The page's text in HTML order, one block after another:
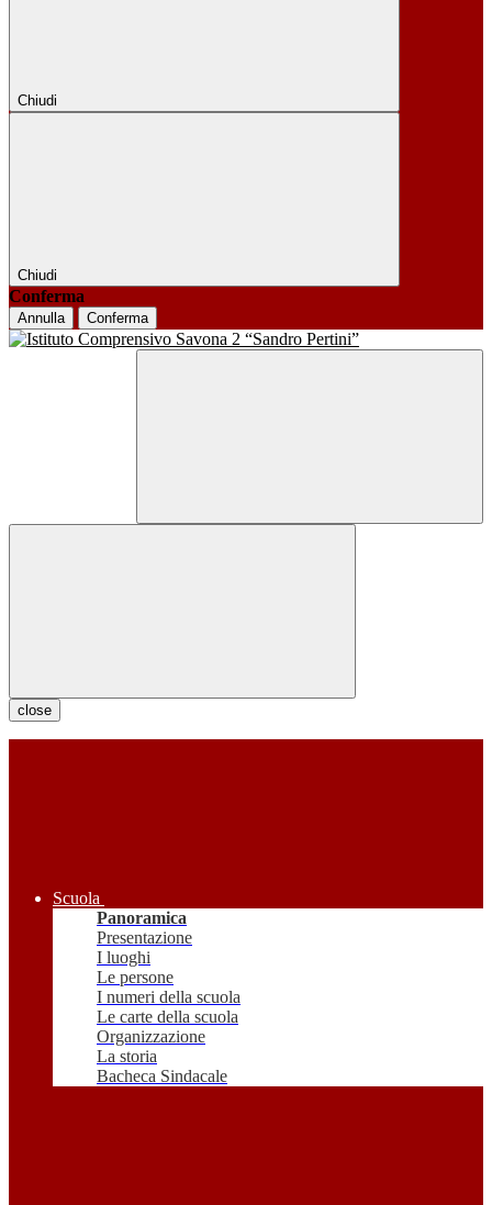
Chiudi
Chiudi
Conferma
Annulla Conferma
close
Scuola
Panoramica
Presentazione
I luoghi
Le persone
I numeri della scuola
Le carte della scuola
Organizzazione
La storia
Bacheca Sindacale